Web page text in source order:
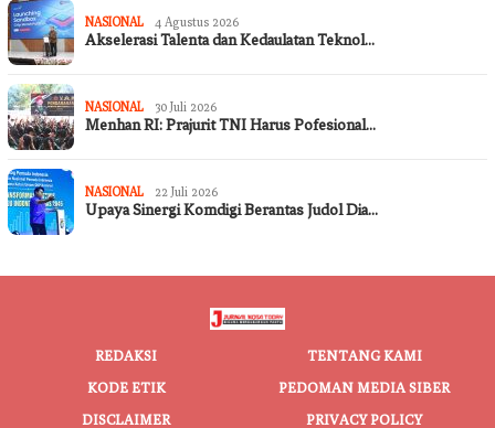
NASIONAL 4 Agustus 2026
Akselerasi Talenta dan Kedaulatan Teknol…
NASIONAL 30 Juli 2026
Menhan RI: Prajurit TNI Harus Pofesional…
NASIONAL 22 Juli 2026
Upaya Sinergi Komdigi Berantas Judol Dia…
REDAKSI
TENTANG KAMI
KODE ETIK
PEDOMAN MEDIA SIBER
DISCLAIMER
PRIVACY POLICY